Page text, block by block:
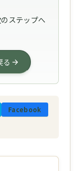
ステップへ
Facebook